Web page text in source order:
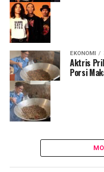
EKONOMI
Aktris
Porsi